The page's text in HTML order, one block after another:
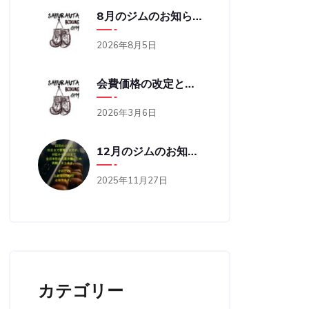
8月のジムのお知らせ
2026年8月5日
会費価格の改定と営業時間の変更のお知らせ
2026年3月6日
12月のジムのお知らせ
2025年11月27日
カテゴリー